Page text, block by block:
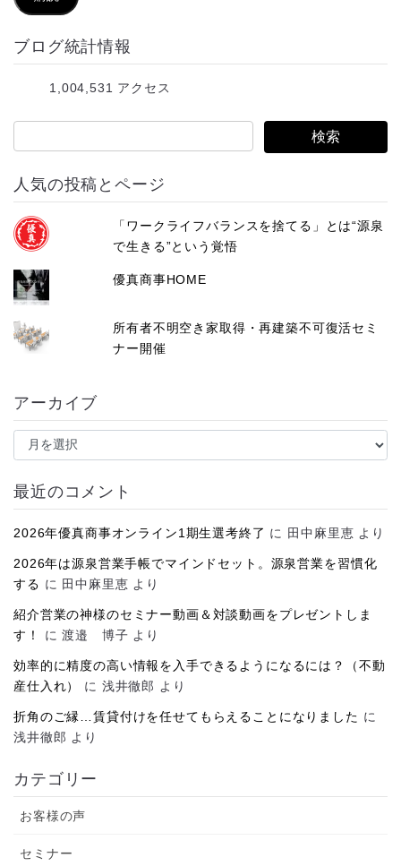
ア
ド
ブログ統計情報
1,004,531 アクセス
人気の投稿とページ
「ワークライフバランスを捨てる」とは“源泉
で生きる”という覚悟
優真商事HOME
所有者不明空き家取得・再建築不可復活セミ
ナー開催
アーカイブ
ア
イ
ブ
最近のコメント
2026年優真商事オンライン1期生選考終了 に 田中麻里恵 より
2026年は源泉営業手帳でマインドセット。源泉営業を習慣化
する に 田中麻里恵 より
紹介営業の神様のセミナー動画＆対談動画をプレゼントしま
す！
に渡邉 博子 より
効率的に精度の高い情報を入手できるようになるには？（不動
産仕入れ）
に 浅井徹郎 より
折角のご縁…賃貸付けを任せてもらえることになりました に
浅井徹郎 より
カテゴリー
お客様の声
セミナー